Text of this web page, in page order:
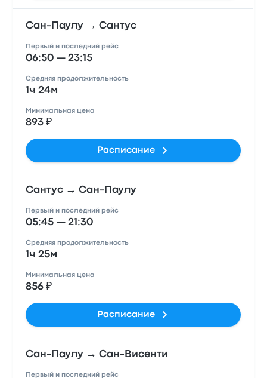
Сан-Паулу → Сантус
Первый и последний рейс
06:50 — 23:15
Средняя продолжительность
1ч 24м
Минимальная цена
893 ₽
Расписание
Сантус → Сан-Паулу
Первый и последний рейс
05:45 — 21:30
Средняя продолжительность
1ч 25м
Минимальная цена
856 ₽
Расписание
Сан-Паулу → Сан-Висенти
Первый и последний рейс